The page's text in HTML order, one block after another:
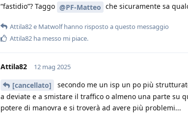
“fastidio”? Taggo @PF-Matteo che sicuramente sa
Attila82e Matwolfhanno risposto a questo messaggio
Attila82 ha messo mi piace.
Attila82 12 mag 2025
[cancellato]
secondo me un isp un po più
a deviate e a smistare il traffico o almeno una parte su
potere di manovra e si troverà ad avere più problemi...